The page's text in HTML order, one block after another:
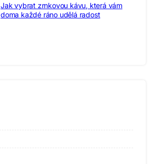
Jak vybrat zrnkovou kávu, která vám
doma každé ráno udělá radost